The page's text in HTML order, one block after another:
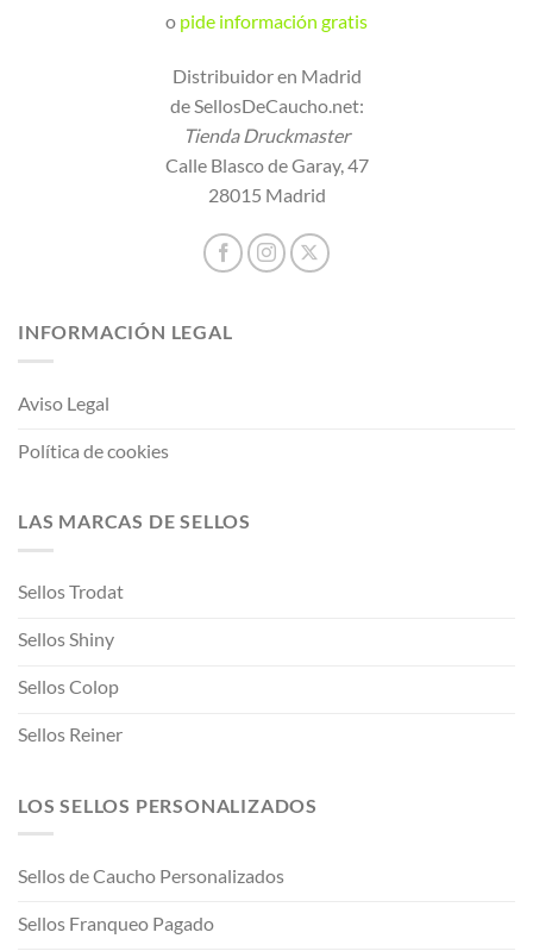
o pide información gratis
Distribuidor en Madrid
de SellosDeCaucho.net:
Tienda Druckmaster
Calle Blasco de Garay, 47
28015 Madrid
INFORMACIÓN LEGAL
Aviso Legal
Política de cookies
LAS MARCAS DE SELLOS
Sellos Trodat
Sellos Shiny
Sellos Colop
Sellos Reiner
LOS SELLOS PERSONALIZADOS
Sellos de Caucho Personalizados
Sellos Franqueo Pagado